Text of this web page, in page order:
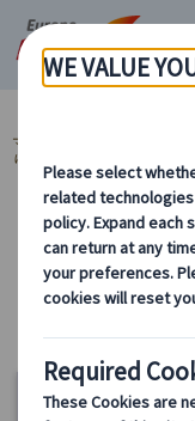
マイバス・ヨーロッパ
りツアー (12)
オックス
カテゴリーから探す
ロンドン発 日
15%